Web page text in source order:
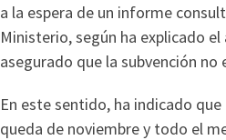
a la espera de un informe
Ministerio, según ha explicado el
asegurado que la subvención no
En este sentido, ha indicado
queda de noviembre y todo el